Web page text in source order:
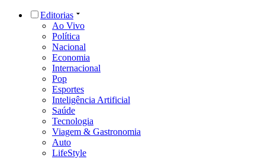
Editorias
Ao Vivo
Política
Nacional
Economia
Internacional
Pop
Esportes
Inteligência Artificial
Saúde
Tecnologia
Viagem & Gastronomia
Auto
LifeStyle